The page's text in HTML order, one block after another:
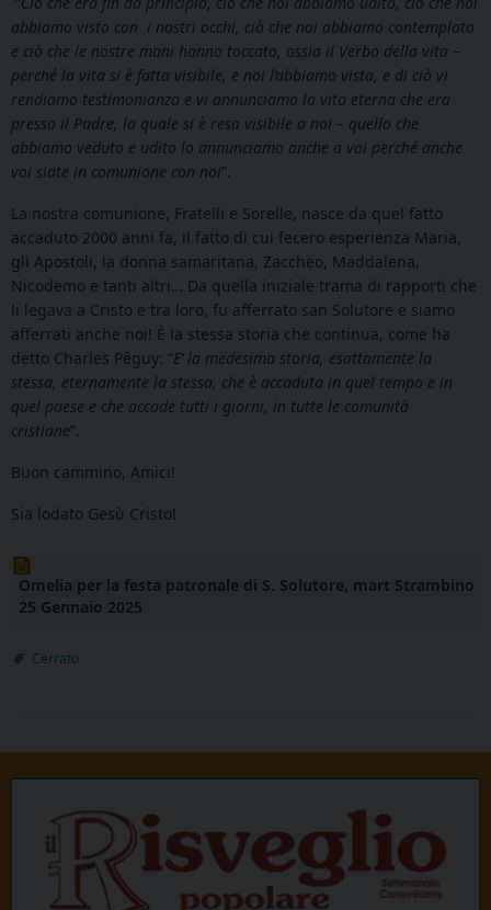
abbiamo visto con i nostri occhi, ciò che noi abbiamo contemplato
e ciò che le nostre mani hanno toccato, ossia il Verbo della vita –
perché la vita si è fatta visibile, e noi l’abbiamo vista, e di ciò vi
rendiamo testimonianza e vi annunciamo la vita eterna che era
presso il Padre, la quale si è resa visibile a noi – quello che
abbiamo veduto e udito lo annunciamo anche a voi perché anche
voi siate in comunione con noi”.
La nostra comunione, Fratelli e Sorelle, nasce da quel fatto
accaduto 2000 anni fa, il fatto di cui fecero esperienza Maria,
gli Apostoli, la donna samaritana, Zaccheo, Maddalena,
Nicodemo e tanti altri… Da quella iniziale trama di rapporti che
li legava a Cristo e tra loro, fu afferrato san Solutore e siamo
afferrati anche noi! È la stessa storia che continua, come ha
detto Charles Péguy: “E’ la medesima storia, esattamente la
stessa, eternamente la stessa, che è accaduta in quel tempo e in
quel paese e che accade tutti i giorni, in tutte le comunità
cristiane”.
Buon cammino, Amici!
Sia lodato Gesù Cristo!
Omelia per la festa patronale di S. Solutore, mart Strambino
25 Gennaio 2025
Cerrato